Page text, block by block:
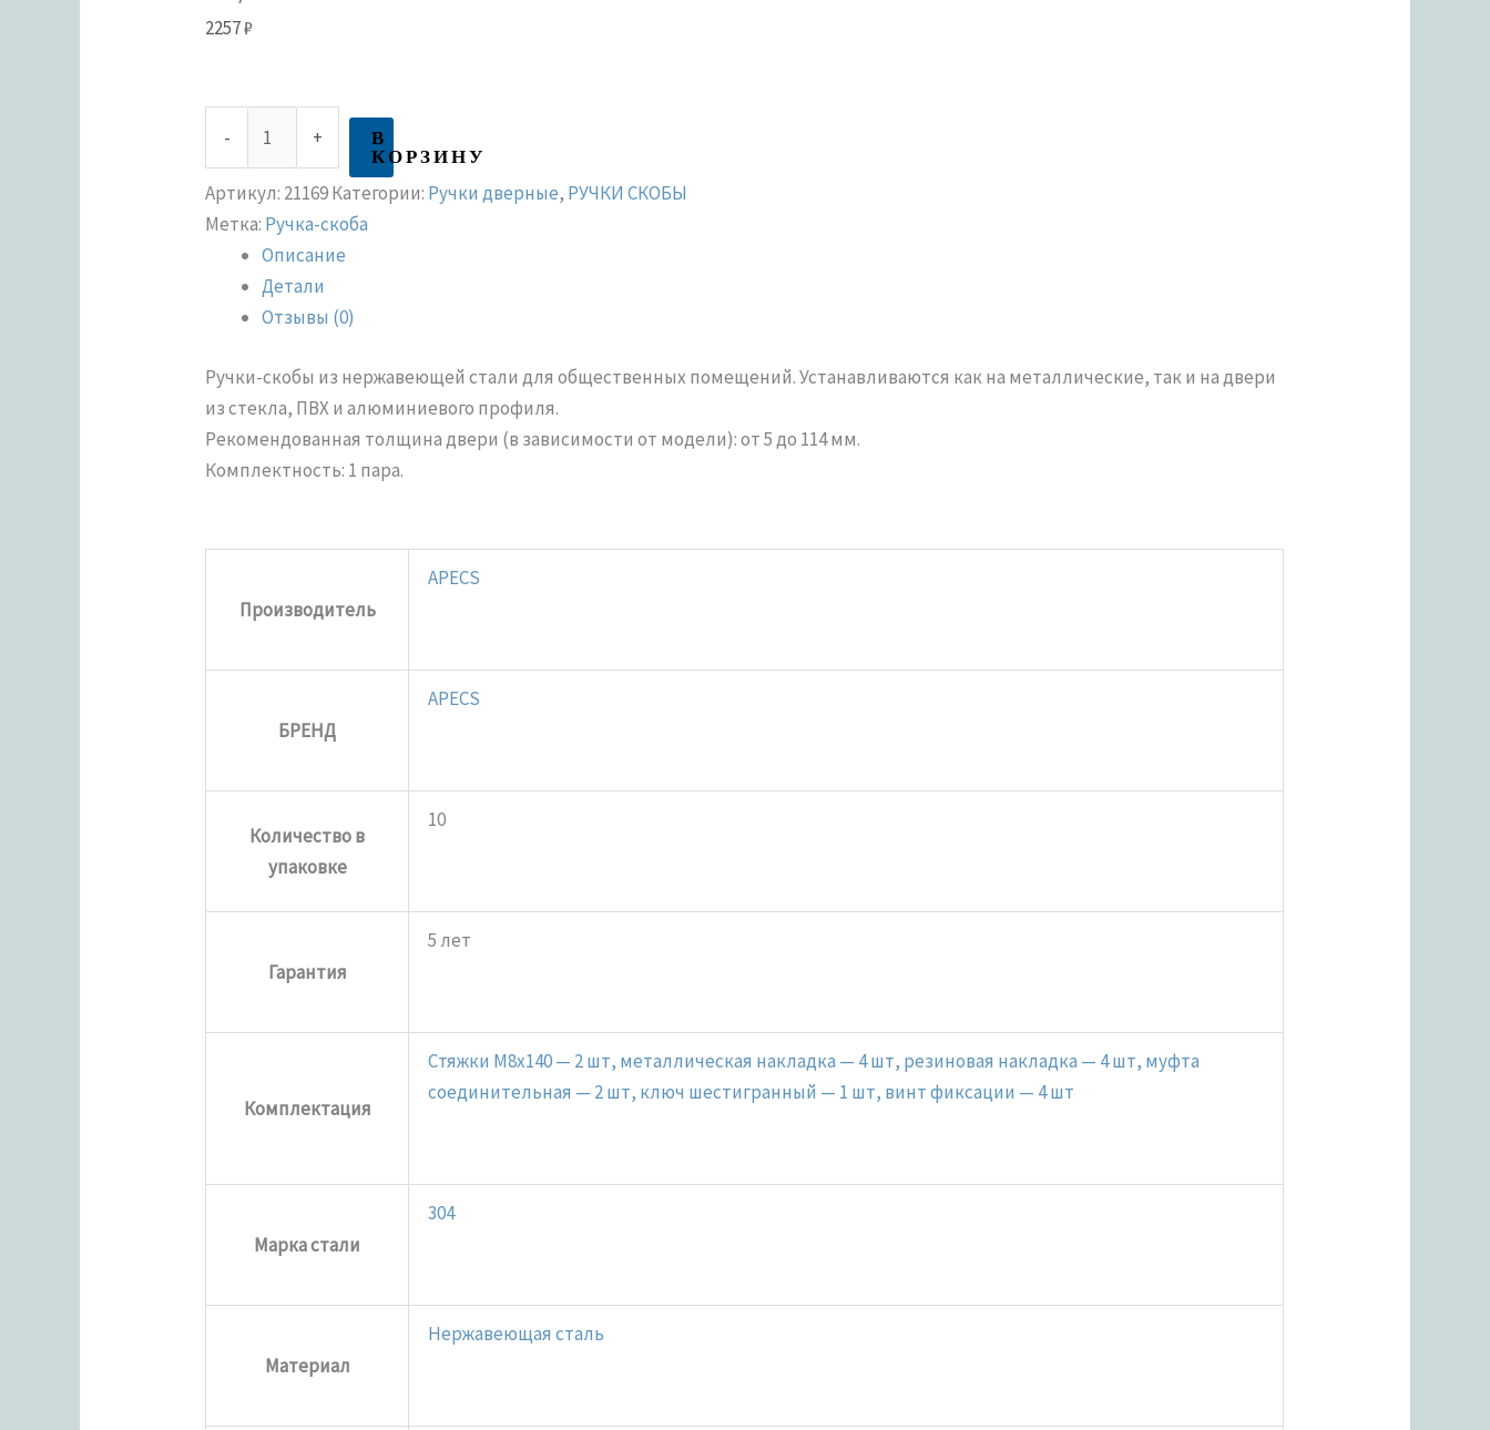
2257₽
- + В
КОРЗИНУ
Артикул: 21169Категории: Ручки дверные, РУЧКИ СКОБЫ
Метка: Ручка-скоба
Описание
Детали
Отзывы (0)
Ручки-скобы из нержавеющей стали для общественных помещений. Устанавливаются как на металлические, так и на двери
из стекла, ПВХ и алюминиевого профиля.
Рекомендованная толщина двери (в зависимости от модели): от 5 до 114 мм.
Комплектность: 1 пара.
Производитель
APECS
БРЕНД
APECS
Количество в
упаковке
10
Гарантия
5 лет
Комплектация
Стяжки M8x140 — 2 шт, металлическая накладка — 4 шт, резиновая накладка — 4 шт, муфта
соединительная — 2 шт, ключ шестигранный — 1 шт, винт фиксации — 4 шт
Марка стали
304
Материал
Нержавеющая сталь